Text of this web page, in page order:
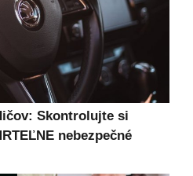
Skontrolujte si
nebezpečné